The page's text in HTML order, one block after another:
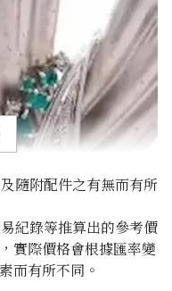
ct
隨附配件之有無而有所
紀錄等推算出的參考價
實際價格會根據匯率變
而有所不同。